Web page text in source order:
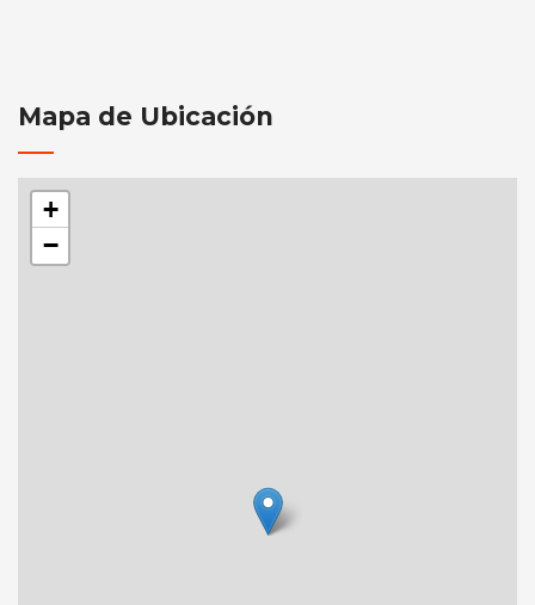
Mapa de Ubicación
+
−